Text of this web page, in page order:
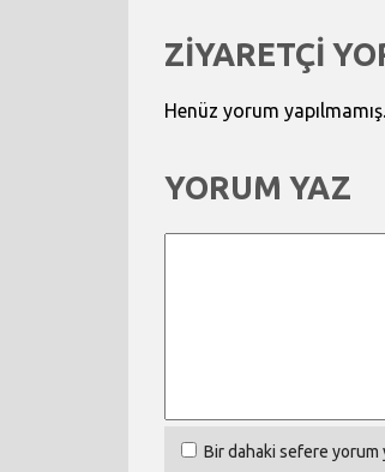
ZİYARETÇİ
Henüz yorum
YORUM YAZ
Bir dahaki sefere yorum